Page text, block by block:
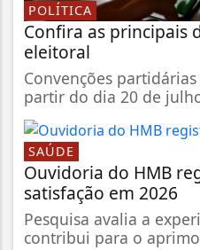
POLÍTICA
Confira as principais
eleitoral
Convenções
partir do dia 20 de
SAÚDE
Ouvidoria do HMB
satisfação em 2026
Pesquisa avalia a
contribui para o